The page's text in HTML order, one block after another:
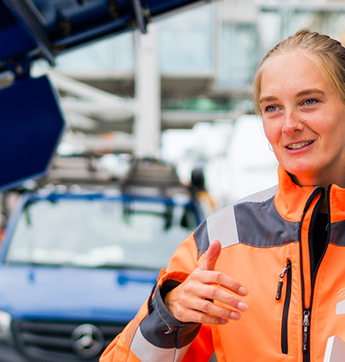
Center der HPA
aller Verkehrsmeldungen im Hafen am